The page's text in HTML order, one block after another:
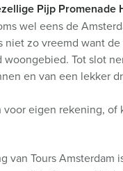
Pijp Promenade
wel eens de
niet zo vreemd want
Tot slot
en van een lekker
voor eigen rekening,
van Tours Amsterdam